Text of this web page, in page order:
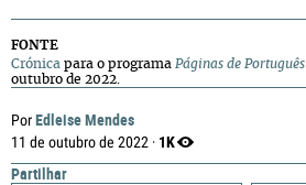
PorEdleise Mendes
11 de outubro de 2022 · 1K
Partilhar
FONTE
Crónica para o programa Páginas de Português
outubro de 2022.